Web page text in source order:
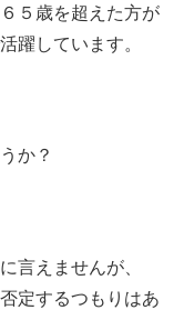
５歳を超えた方が
躍しています。
か？
言えませんが、
定するつもりはあ